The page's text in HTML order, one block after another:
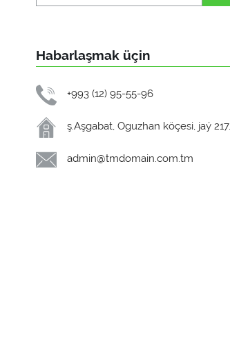
Habarlaşmak üçin
+993 (12) 95-55-96
ş.Aşgabat, Oguzhan köçesi, jaý 217.
admin@tmdomain.com.tm